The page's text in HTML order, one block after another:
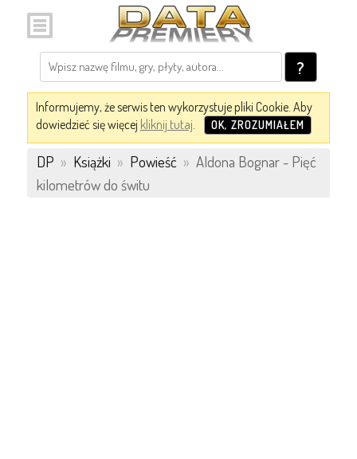
?
Informujemy, że serwis ten wykorzystuje pliki Cookie. Aby
dowiedzieć się więcej kliknij tutaj. OK, ZROZUMIAŁEM
DP » Książki » Powieść » Aldona Bognar - Pięć
kilometrów do świtu